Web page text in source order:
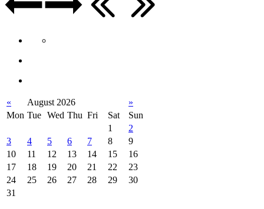
« August 2026
»
Mon Tue Wed Thu Fri Sat
Sun
1
2
3
4 5 6 7 8
9
10
11 12 13 14 15
16
17
18 19 20 21 22
23
24
25 26 27 28 29
30
31